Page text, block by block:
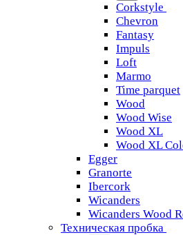
Corkstyle
Chevron
Fantasy
Impuls
Loft
Marmo
Time parquet
Wood
Wood Wise
Wood XL
Wood XL
Egger
Granorte
Ibercork
Wicanders
Wicanders Wood
Техническая пробка